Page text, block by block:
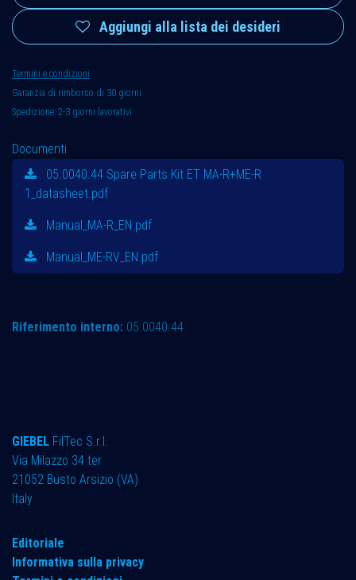
Aggiungi alla lista dei desideri
Termini e condizioni
Garanzia di rimborso di 30 giorni
Spedizione: 2-3 giorni lavorativi
Documenti
05.0040.44 Spare Parts Kit ET MA-R+ME-R
1_datasheet.pdf
Manual_MA-R_EN.pdf
Manual_ME-RV_EN.pdf
Riferimento interno: 05.0040.44
GIEBEL FilTec S.r.l.
Via Milazzo 34 ter ​
21052 Busto Arsizio (VA)
Italy
Editoriale
Informativa sulla privacy